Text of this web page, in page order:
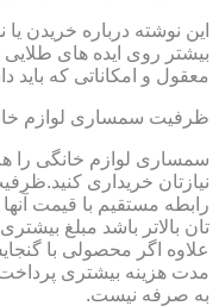
این نوشته درباره
بیشتر روی ایده های
معقول و امکاناتی که باید
ظرفیت سمساری لوازم
سمساری لوازم خانگی را
نیازتان خریداری
رابطه مستقیم با قیمت
تان بالاتر باشد مبلغ
علاوه اگر محصولی با
مدت هزینه بیشتری
به صرفه نیست.